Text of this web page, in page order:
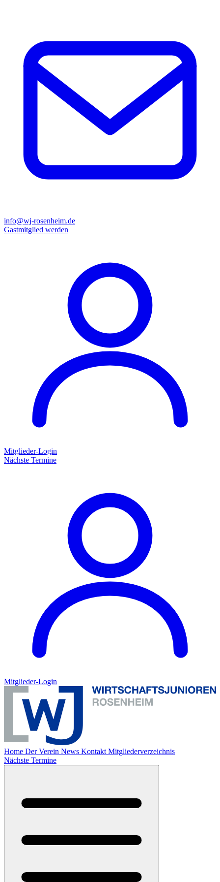
info@wj-rosenheim.de
Gastmitglied werden
Mitglieder-Login
Nächste Termine
Mitglieder-Login
Home Der Verein News Kontakt Mitgliederverzeichnis
Nächste Termine